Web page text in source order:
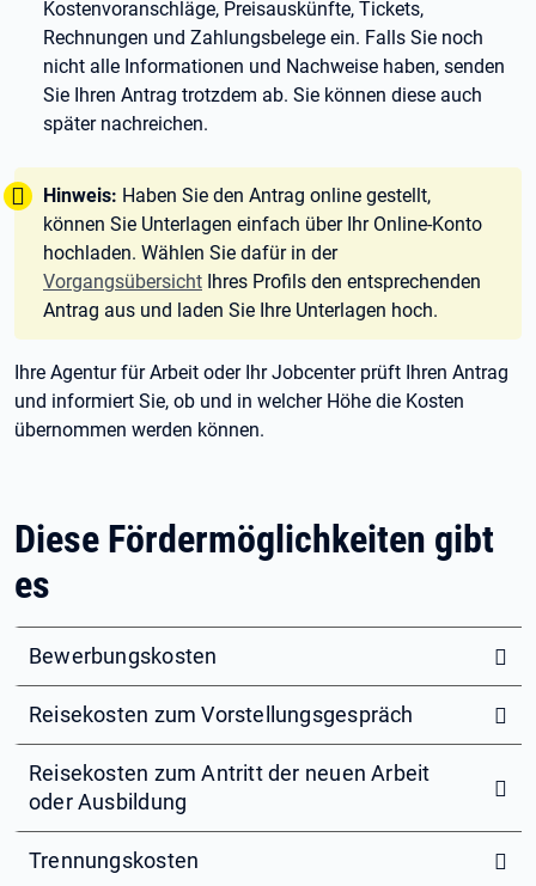
Kostenvoranschläge, Preisauskünfte, Tickets,
Rechnungen und Zahlungsbelege ein. Falls Sie noch
nicht alle Informationen und Nachweise haben, senden
Sie Ihren Antrag trotzdem ab. Sie können diese auch
später nachreichen.
Tipp:
Hinweis: Haben Sie den Antrag online gestellt,
können Sie Unterlagen einfach über Ihr Online-Konto
hochladen. Wählen Sie dafür in der
Vorgangsübersicht Ihres Profils den entsprechenden
Antrag aus und laden Sie Ihre Unterlagen hoch.
Ihre Agentur für Arbeit oder Ihr Jobcenter prüft Ihren Antrag
und informiert Sie, ob und in welcher Höhe die Kosten
übernommen werden können.
Diese Fördermöglichkeiten gibt
es
Bewerbungskosten
Reisekosten zum Vorstellungsgespräch
Reisekosten zum Antritt der neuen Arbeit
oder Ausbildung
Trennungskosten